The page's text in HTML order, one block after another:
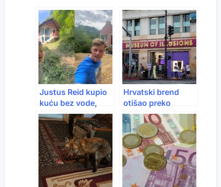
Justus Reid kupio
kuću bez vode,
struje i puta za
5.000 eura:
Napuštena kuća u
šumi postala hit
Balkana, evo koliko
je sve koštalo
Hrvatski brend
otišao preko
okeana: Američki
fond kupio Muzej
iluzija